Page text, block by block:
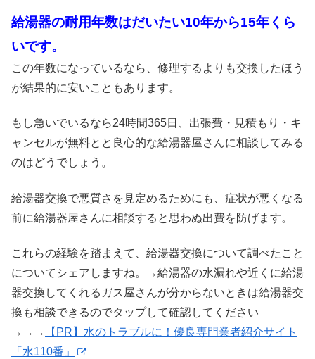
給湯器の耐用年数はだいたい10年から15年くら
いです。
この年数になっているなら、修理するよりも交換したほう
が結果的に安いこともあります。
もし急いでいるなら24時間365日、出張費・見積もり・キ
ャンセルが無料とと良心的な給湯器屋さんに相談してみる
のはどうでしょう。
給湯器交換で悪質さを見定めるためにも、症状が悪くなる
前に給湯器屋さんに相談すると思わぬ出費を防げます。
これらの経験を踏まえて、給湯器交換について調べたこと
についてシェアしますね。→給湯器の水漏れや近くに給湯
器交換してくれるガス屋さんが分からないときは給湯器交
換も相談できるのでタップして確認してください
→→→
【PR】水のトラブルに！優良専門業者紹介サイト
「水110番」